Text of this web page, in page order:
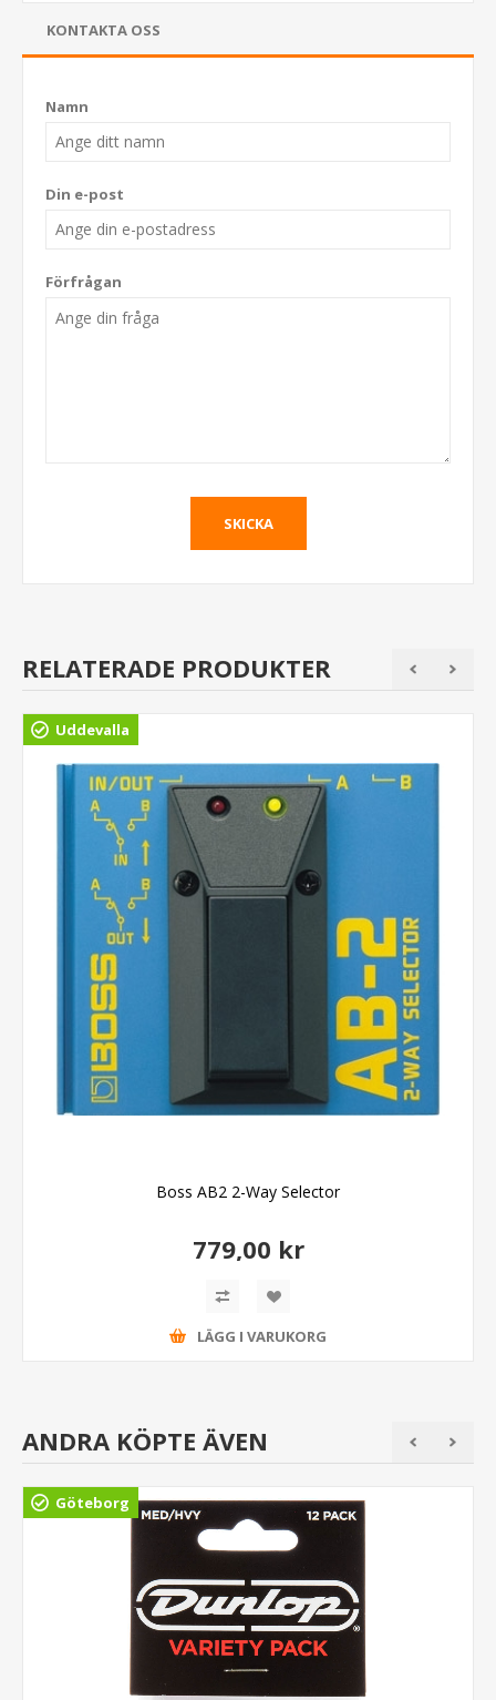
KONTAKTA OSS
Namn
Din e-post
Förfrågan
RELATERADE PRODUKTER
Uddevalla
Boss AB2 2-Way Selector
779,00 kr
LÄGG I VARUKORG
ANDRA KÖPTE ÄVEN
Göteborg